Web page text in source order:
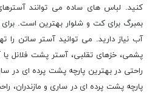
کنید. لباس های ساده می توانند
بمبرگ برای کت و شلوار بهترین است.
آب نیاز دارید. می توانید آستر ساتن را
پشمی، خزهای تقلبی، آستر پشت فلانل
راحتی در بهترین پارچه پشت پرده ای در
پارچه پشت پرده ای در ساری و مازندران،